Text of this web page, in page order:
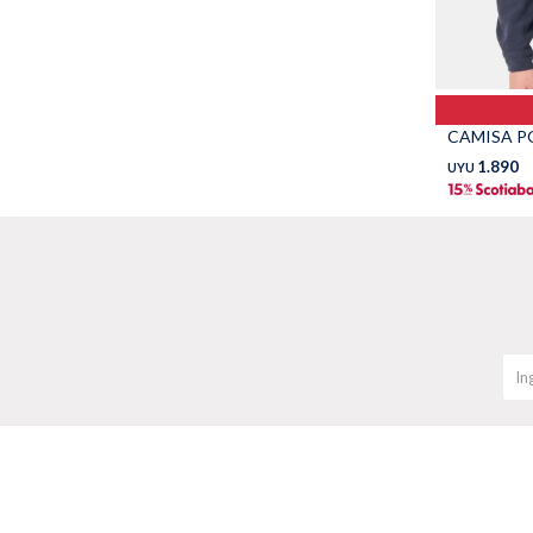
CAMISA
UYU 1.890